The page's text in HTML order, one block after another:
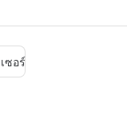
ซอร์